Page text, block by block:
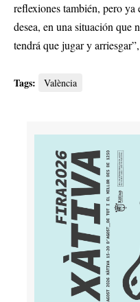
reflexiones también, pero
desea, en una situación que
tendrá que jugar y
Tags: València